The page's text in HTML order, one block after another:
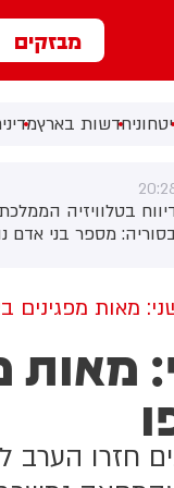
מבזקים
חדשות בארץמדיני
בטלוויזיה
מספר בני אדם
מאות מפגינים
הערב